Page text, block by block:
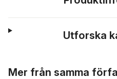
Utforska
Mer från samma